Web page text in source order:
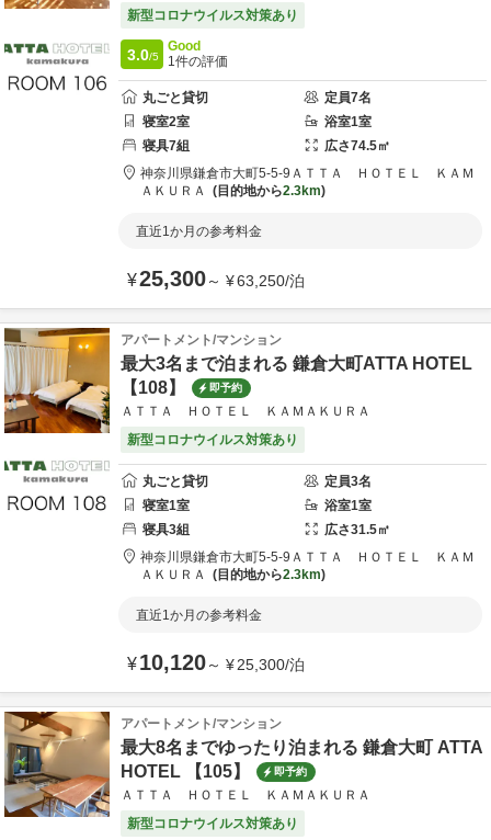
新型コロナウイルス対策あり
3.0/5
Good
1件の評価
丸ごと貸切 定員7名
寝室2室 浴室1室
寝具7組 広さ74.5㎡
神奈川県鎌倉市大町5-5-9 ＡＴＴＡ ＨＯＴＥＬ ＫＡＭ
ＡＫＵＲＡ
目的地から2.3km
直近1か月の参考料金
¥25,300～ ¥63,250/泊
アパートメント/マンション
最大3名まで泊まれる 鎌倉大町ATTA HOTEL
【108】
即予約
ＡＴＴＡ ＨＯＴＥＬ ＫＡＭＡＫＵＲＡ
新型コロナウイルス対策あり
丸ごと貸切 定員3名
寝室1室 浴室1室
寝具3組 広さ31.5㎡
神奈川県鎌倉市大町5-5-9 ＡＴＴＡ ＨＯＴＥＬ ＫＡＭ
ＡＫＵＲＡ
目的地から2.3km
直近1か月の参考料金
¥10,120～ ¥25,300/泊
アパートメント/マンション
最大8名までゆったり泊まれる 鎌倉大町 ATTA
HOTEL 【105】
即予約
ＡＴＴＡ ＨＯＴＥＬ ＫＡＭＡＫＵＲＡ
新型コロナウイルス対策あり